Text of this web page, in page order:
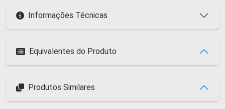
Informações Técnicas
Equivalentes do Produto
Produtos Similares